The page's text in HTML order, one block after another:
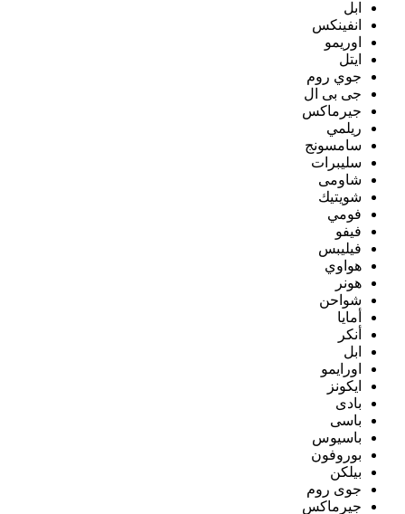
ابل
انفينكس
اوريمو
ايتل
جوي روم
جى بى ال
جيرماكس
ريلمي
سامسونج
سليبرات
شاومى
شويتيك
فومي
فيفو
فيليبس
هواوي
هونر
شواحن
أمايا
أنكر
ابل
اورايمو
ايكونز
بادى
باسى
باسيوس
بوروفون
بيلكن
جوى روم
جيرماكس